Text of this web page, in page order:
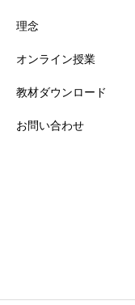
理念
オンライン授業
教材ダウンロード
お問い合わせ